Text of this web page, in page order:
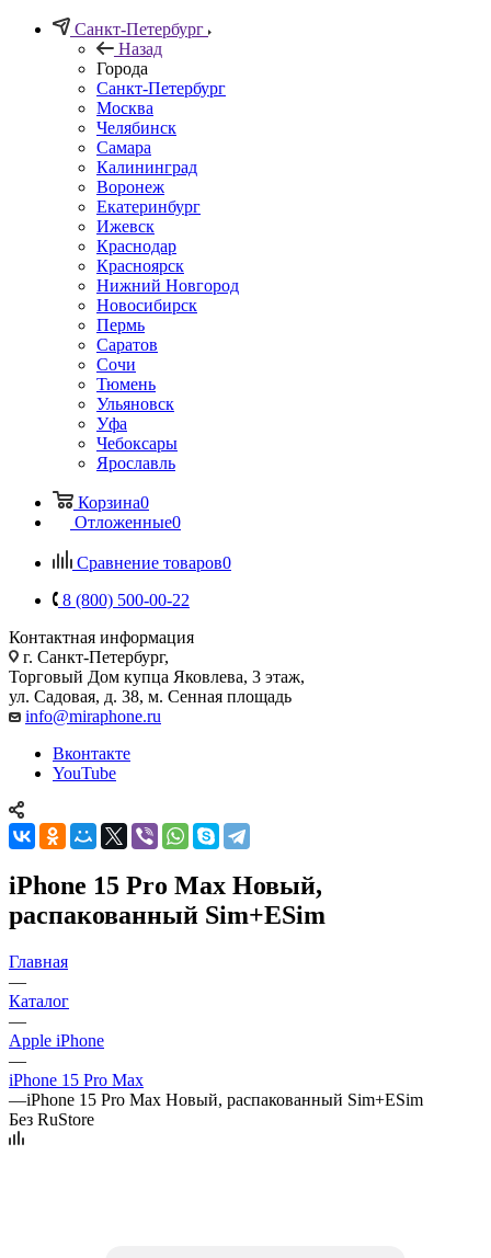
Санкт-Петербург
Назад
Города
Санкт-Петербург
Москва
Челябинск
Самара
Калининград
Воронеж
Екатеринбург
Ижевск
Краснодар
Красноярск
Нижний Новгород
Новосибирск
Пермь
Саратов
Сочи
Тюмень
Ульяновск
Уфа
Чебоксары
Ярославль
Корзина0
Отложенные0
Сравнение товаров0
8 (800) 500-00-22
Контактная информация
г. Санкт-Петербург,
Торговый Дом купца Яковлева, 3 этаж,
ул. Садовая, д. 38, м. Сенная площадь
info@miraphone.ru
Вконтакте
YouTube
iPhone 15 Pro Max Новый,
распакованный Sim+ESim
Главная
—
Каталог
—
Apple iPhone
—
iPhone 15 Pro Max
—iPhone 15 Pro Max Новый, распакованный Sim+ESim
Без RuStore